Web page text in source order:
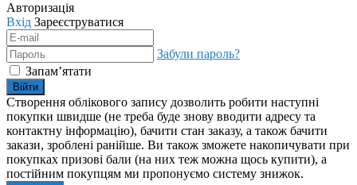
Авторизація
Вхід Зареєструватися
Забули пароль?
Запам’ятати
Війти
Створення облікового запису дозволить робити наступні
покупки швидше (не треба буде знову вводити адресу та
контактну інформацію), бачити стан заказу, а також бачити
закази, зроблені ранійше. Ви також зможете накопичувати при
покупках призові бали (на них теж можна щось купити), а
постійним покупцям ми пропонуємо систему знижок.